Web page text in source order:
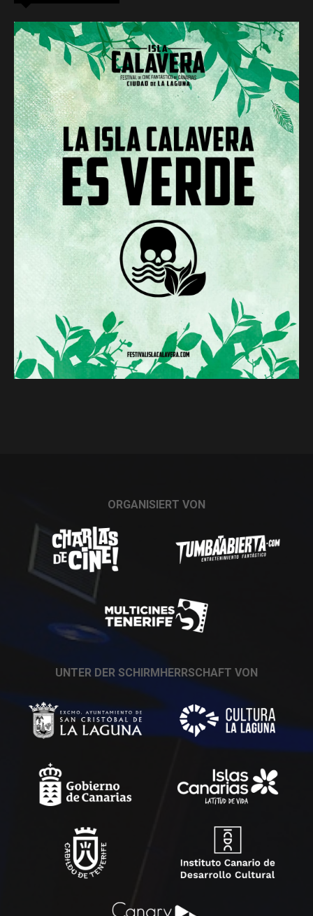
ORGANISIERT VON
UNTER DER SCHIRMHERRSCHAFT VON